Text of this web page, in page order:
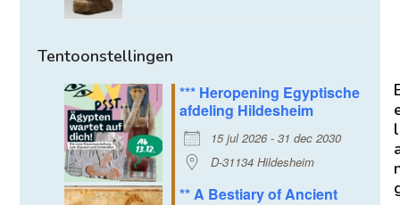
Tentoonstellingen
*** Heropening Egyptische
afdeling Hildesheim
15 jul 2026 - 31 dec 2030
D-31134 Hildesheim
** A Bestiary of Ancient
l